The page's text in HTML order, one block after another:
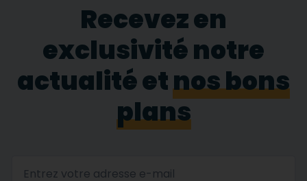
Recevez en
exclusivité notre
actualité etnos bons
plans